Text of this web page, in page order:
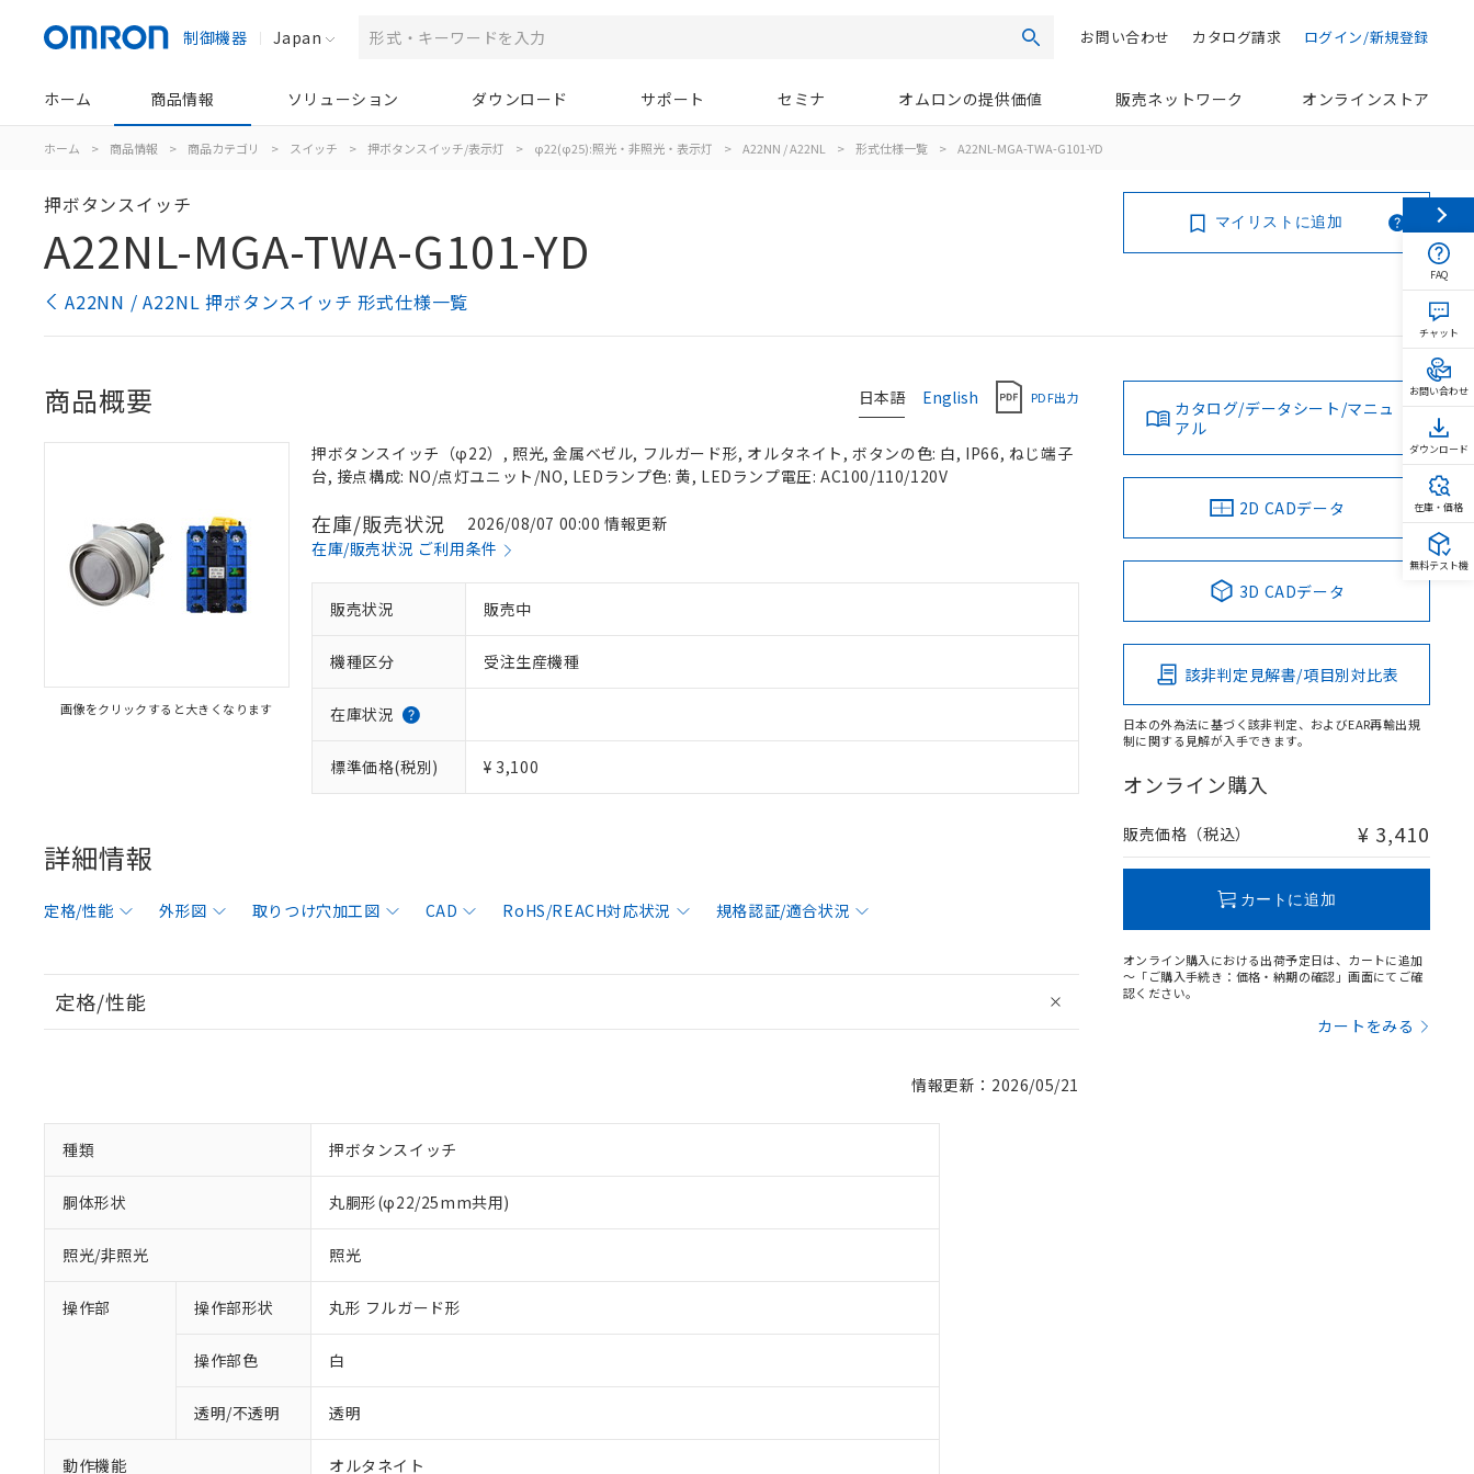
制御機器 Japan 検索 ログイン/新規登録
カタログ請求
お問い合わせ
ホーム 商品情報 ソリューション ダウンロード サポート セミナ オムロンの提供価値 販売ネットワーク オンラインストア
ホーム > 商品情報 > 商品カテゴリ > スイッチ > 押ボタンスイッチ/表示灯 > φ22(φ25):照光・非照光・表示灯 > A22NN / A22NL > 形式仕様一覧 > A22NL-MGA-TWA-G101-YD
押ボタンスイッチ
A22NL-MGA-TWA-G101-YD
A22NN / A22NL 押ボタンスイッチ 形式仕様一覧
マイリストに追加
日本語 English PDF出力
商品概要
画像をクリックすると大きくなります
押ボタンスイッチ（φ22）, 照光, 金属ベゼル, フルガード形, オルタネイト, ボタンの色: 白, IP66, ねじ端子
台, 接点構成: NO/点灯ユニット/NO, LEDランプ色: 黄, LEDランプ電圧: AC100/110/120V
在庫/販売状況
2026/08/07 00:00 情報更新
在庫/販売状況 ご利用条件
販売状況 販売中
機種区分 受注生産機種
在庫状況
標準価格(税別) ¥ 3,100
詳細情報
定格/性能 外形図 取りつけ穴加工図 CAD RoHS/REACH対応状況 規格認証/適合状況
定格/性能
情報更新：2026/05/21
種類 押ボタンスイッチ
胴体形状 丸胴形(φ22/25mm共用)
照光/非照光 照光
操作部 操作部形状 丸形 フルガード形
操作部色 白
透明/不透明 透明
動作機能 オルタネイト
カタログ/データシート/マニュ
アル
2D CADデータ
3D CADデータ
該非判定見解書/項目別対比表
日本の外為法に基づく該非判定、およびEAR再輸出規
制に関する見解が入手できます。
オンライン購入
販売価格（税込） ¥ 3,410
カートに追加
オンライン購入における出荷予定日は、カートに追加
～「ご購入手続き：価格・納期の確認」画面にてご確
認ください。
カートをみる
FAQ
チャット
お問い合わせ
ダウンロード
在庫・価格
無料テスト機